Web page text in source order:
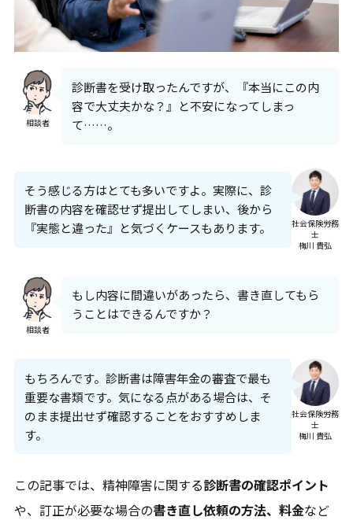
診断書を受け取ったんですが、『本当にこの内
容で大丈夫かな？』と不安になってしまっ
て……。
相談者
そう感じる方はとても多いですよ。実際に、診
断書の内容を確認せず提出してしまい、後から
『実態と違った』と気づくケースもあります。
社会保険労務
士
梅川 貴弘
もし内容に間違いがあったら、書き直してもら
うことはできるんですか？
相談者
もちろんです。診断書は障害年金の審査で最も
重要な書類です。気になる点がある場合は、そ
のまま提出せず確認することをおすすめしま
す。
社会保険労務
士
梅川 貴弘
この記事では、精神障害に関する診断書の確認ポイント
や、訂正が必要な場合の書き直し依頼の方法、料金など
うつ病
双極性障害・躁うつ病
統合失調症
知的障害
てんかん
その他